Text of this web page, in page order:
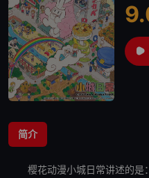
很
简介
樱花动漫小城日常讲述的是